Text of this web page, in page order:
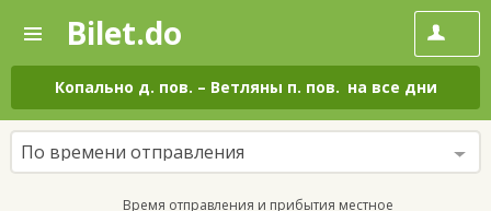
—
Поиск
и
покупка
билетов
на
автобус
онлайн
Bilet.do
Копально д. пов. – Ветляны п. пов. на все дни
По времени отправления
Время отправления и прибытия местное